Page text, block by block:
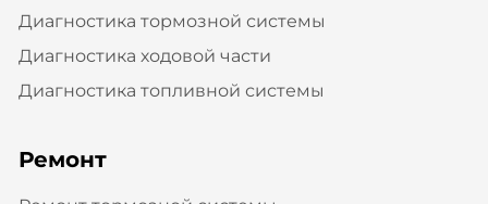
Диагностика тормозной системы
Диагностика ходовой части
Диагностика топливной системы
Ремонт